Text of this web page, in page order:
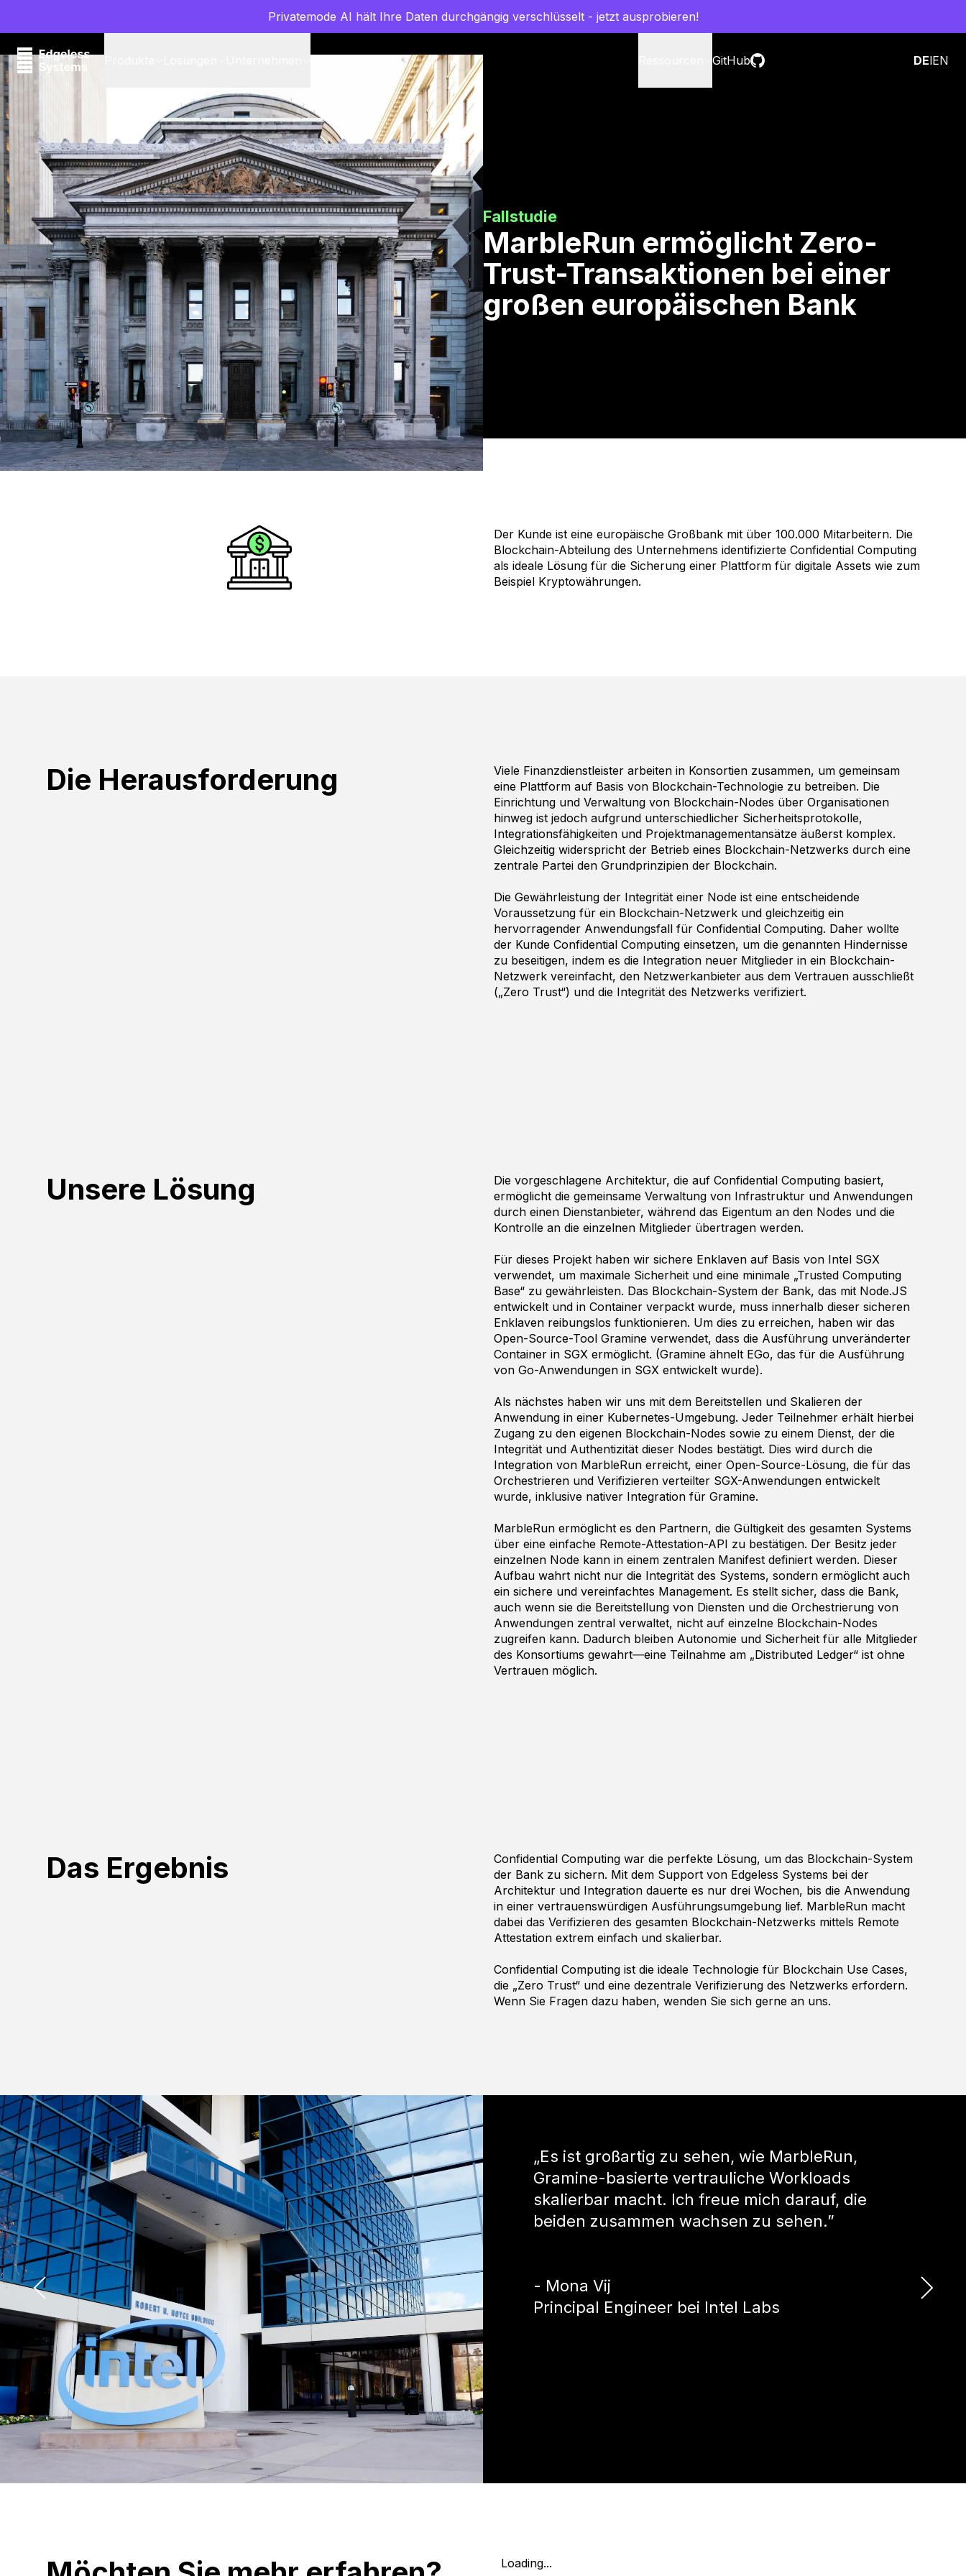
Privatemode AI hält Ihre Daten durchgängig verschlüsselt - jetzt ausprobieren!
GitHub DElEN
Fallstudie
MarbleRun ermöglicht Zero-
Trust-Transaktionen bei einer
großen europäischen Bank
Der Kunde ist eine europäische Großbank mit über 100.000 Mitarbeitern. Die
Blockchain-Abteilung des Unternehmens identifizierte Confidential Computing
als ideale Lösung für die Sicherung einer Plattform für digitale Assets wie zum
Beispiel Kryptowährungen.
Die Herausforderung
Viele Finanzdienstleister arbeiten in Konsortien zusammen, um gemeinsam
eine Plattform auf Basis von Blockchain-Technologie zu betreiben. Die
Einrichtung und Verwaltung von Blockchain-Nodes über Organisationen
hinweg ist jedoch aufgrund unterschiedlicher Sicherheitsprotokolle,
Integrationsfähigkeiten und Projektmanagementansätze äußerst komplex.
Gleichzeitig widerspricht der Betrieb eines Blockchain-Netzwerks durch eine
zentrale Partei den Grundprinzipien der Blockchain.
Die Gewährleistung der Integrität einer Node ist eine entscheidende
Voraussetzung für ein Blockchain-Netzwerk und gleichzeitig ein
hervorragender Anwendungsfall für Confidential Computing. Daher wollte
der Kunde Confidential Computing einsetzen, um die genannten Hindernisse
zu beseitigen, indem es die Integration neuer Mitglieder in ein Blockchain-
Netzwerk vereinfacht, den Netzwerkanbieter aus dem Vertrauen ausschließt
(„Zero Trust“) und die Integrität des Netzwerks verifiziert.
Unsere Lösung
Die vorgeschlagene Architektur, die auf Confidential Computing basiert,
ermöglicht die gemeinsame Verwaltung von Infrastruktur und Anwendungen
durch einen Dienstanbieter, während das Eigentum an den Nodes und die
Kontrolle an die einzelnen Mitglieder übertragen werden.
Für dieses Projekt haben wir sichere Enklaven auf Basis von Intel SGX
verwendet, um maximale Sicherheit und eine minimale „Trusted Computing
Base“ zu gewährleisten. Das Blockchain-System der Bank, das mit Node.JS
entwickelt und in Container verpackt wurde, muss innerhalb dieser sicheren
Enklaven reibungslos funktionieren. Um dies zu erreichen, haben wir das
Open-Source-Tool Gramine verwendet, dass die Ausführung unveränderter
Container in SGX ermöglicht. (Gramine ähnelt EGo, das für die Ausführung
von Go-Anwendungen in SGX entwickelt wurde).
Als nächstes haben wir uns mit dem Bereitstellen und Skalieren der
Anwendung in einer Kubernetes-Umgebung. Jeder Teilnehmer erhält hierbei
Zugang zu den eigenen Blockchain-Nodes sowie zu einem Dienst, der die
Integrität und Authentizität dieser Nodes bestätigt. Dies wird durch die
Integration von MarbleRun erreicht, einer Open-Source-Lösung, die für das
Orchestrieren und Verifizieren verteilter SGX-Anwendungen entwickelt
wurde, inklusive nativer Integration für Gramine.
MarbleRun ermöglicht es den Partnern, die Gültigkeit des gesamten Systems
über eine einfache Remote-Attestation-API zu bestätigen. Der Besitz jeder
einzelnen Node kann in einem zentralen Manifest definiert werden. Dieser
Aufbau wahrt nicht nur die Integrität des Systems, sondern ermöglicht auch
ein sichere und vereinfachtes Management. Es stellt sicher, dass die Bank,
auch wenn sie die Bereitstellung von Diensten und die Orchestrierung von
Anwendungen zentral verwaltet, nicht auf einzelne Blockchain-Nodes
zugreifen kann. Dadurch bleiben Autonomie und Sicherheit für alle Mitglieder
des Konsortiums gewahrt—eine Teilnahme am „Distributed Ledger“ ist ohne
Vertrauen möglich.
Das Ergebnis
Confidential Computing war die perfekte Lösung, um das Blockchain-System
der Bank zu sichern. Mit dem Support von Edgeless Systems bei der
Architektur und Integration dauerte es nur drei Wochen, bis die Anwendung
in einer vertrauenswürdigen Ausführungsumgebung lief. MarbleRun macht
dabei das Verifizieren des gesamten Blockchain-Netzwerks mittels Remote
Attestation extrem einfach und skalierbar.
Confidential Computing ist die ideale Technologie für Blockchain Use Cases,
die „Zero Trust“ und eine dezentrale Verifizierung des Netzwerks erfordern.
Wenn Sie Fragen dazu haben, wenden Sie sich gerne an uns.
„Es ist großartig zu sehen, wie MarbleRun,
Gramine-basierte vertrauliche Workloads
skalierbar macht. Ich freue mich darauf, die
beiden zusammen wachsen zu sehen.”
- Mona Vij
Principal Engineer bei Intel Labs
Loading...